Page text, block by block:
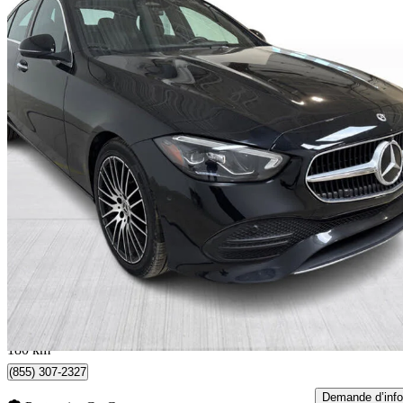
2023 Mercedes-Benz C-Class
C 300 4MATIC75 074 km
Bonne
667 $/mois env.
Québec, QC
180 km
(855) 307-2327
Demande d’info